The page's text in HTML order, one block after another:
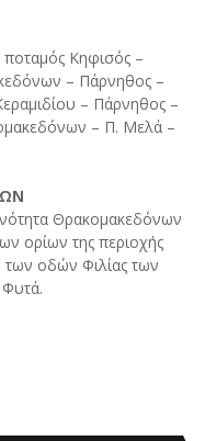
Κηφισός –
– Πάρνηθος –
– Πάρνηθος –
– Π. Μελά –
Θρακομακεδόνων
ορίων της περιοχής
οδών Φιλίας των